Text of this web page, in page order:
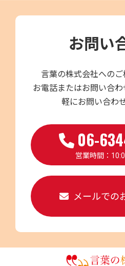
お問い
言葉の株式会社へのご
お電話またはお問い合
軽にお問い合わ
06-
営業時間：
メールでの